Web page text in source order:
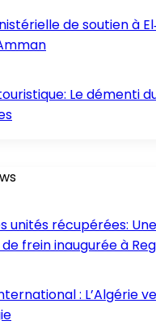
de soutien à
Le démenti
unités récupérées:
frein inaugurée à
: L’Algérie